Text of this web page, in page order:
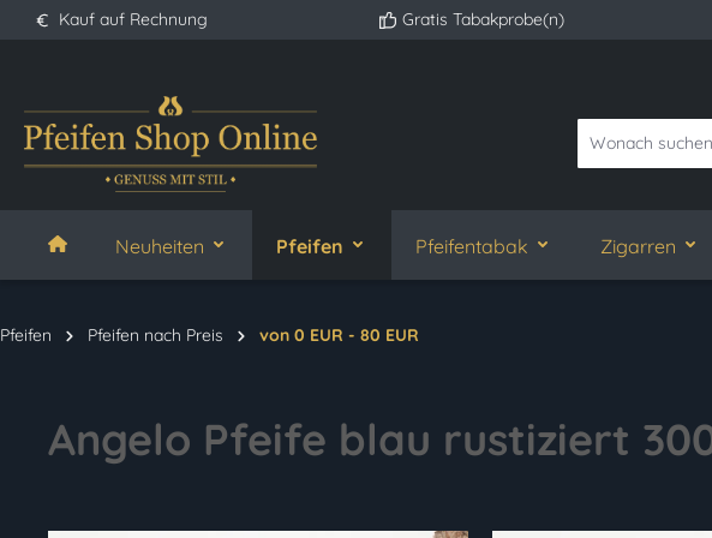
Zur Hauptnavigation springen
Kauf auf Rechnung Gratis Tabakprobe(n)
Neuheiten Pfeifen Pfeifentabak Zigarren
Pfeifen Pfeifen nach Preis von 0 EUR - 80 EUR
Angelo Pfeife blau rustiziert